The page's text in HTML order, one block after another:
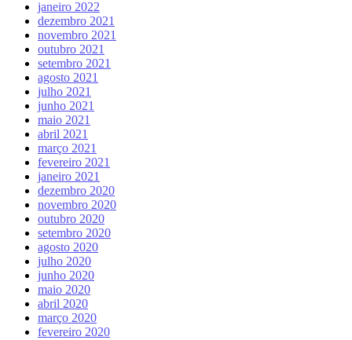
janeiro 2022
dezembro 2021
novembro 2021
outubro 2021
setembro 2021
agosto 2021
julho 2021
junho 2021
maio 2021
abril 2021
março 2021
fevereiro 2021
janeiro 2021
dezembro 2020
novembro 2020
outubro 2020
setembro 2020
agosto 2020
julho 2020
junho 2020
maio 2020
abril 2020
março 2020
fevereiro 2020